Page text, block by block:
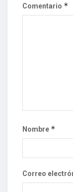
Comentario *
Nombre *
Correo